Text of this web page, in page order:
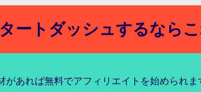
ートダッシュするなら
があれば無料でアフィリエイトを始められま